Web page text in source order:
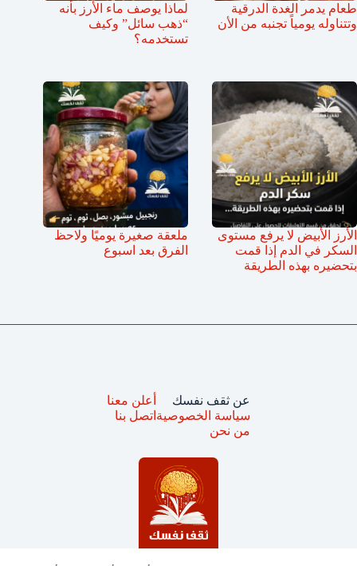
طعام يدمر الغدة الدرقية
وتتناوله يومياً تجنبه من الأن
لماذا يوصف ماء الأرز بأنه
“ذهب سائل” وكيف
تستخدمه؟
الأرز الأبيض لا يرفع مستوى
السكر في الدم إذا قمت
بتحضيره بهذه الطريقة
ملعقة صغيرة يوميًا ولاحظ
الفرق بعد اسبوع
عن ثقف نفسك
سياسة الخصوصية
من نحن
أعلن معنا
اتصل بنا